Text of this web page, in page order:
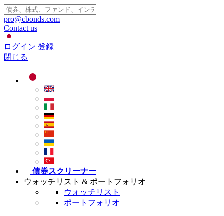
pro@cbonds.com
Contact us
ログイン 登録
閉じる
債券スクリーナー
ウォッチリスト & ポートフォリオ
ウォッチリスト
ポートフォリオ